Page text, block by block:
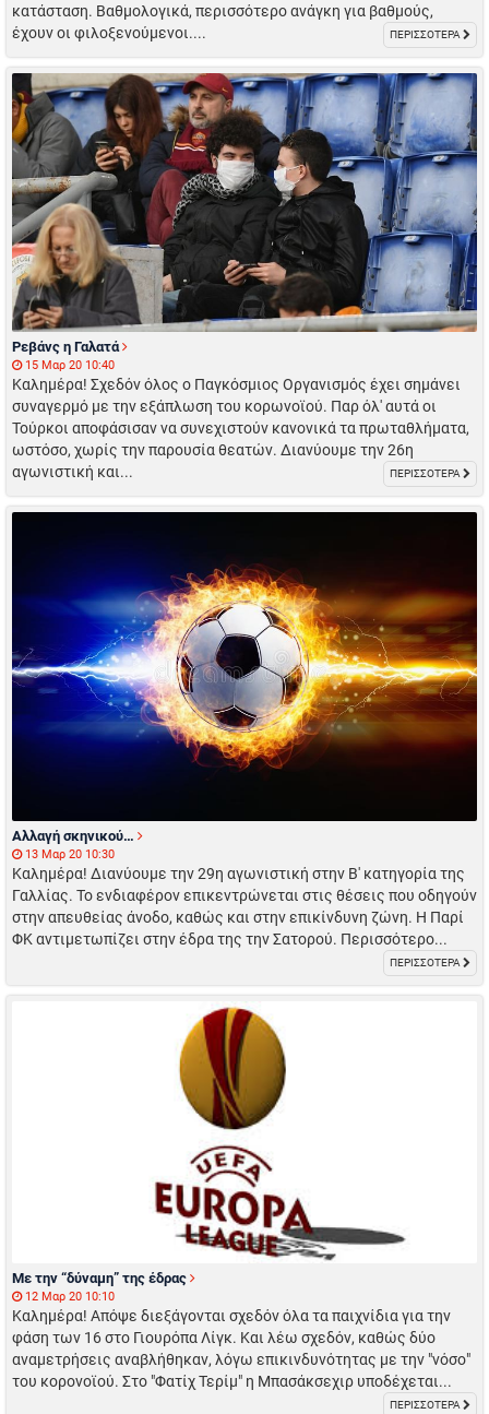
κατάσταση. Βαθμολογικά, περισσότερο ανάγκη για βαθμούς,
έχουν οι φιλοξενούμενοι....
ΠΕΡΙΣΣΟΤΕΡΑ
Ρεβάνς η Γαλατά
15 Μαρ 20 10:40
Καλημέρα! Σχεδόν όλος ο Παγκόσμιος Οργανισμός έχει σημάνει
συναγερμό με την εξάπλωση του κορωνοϊού. Παρ όλ' αυτά οι
Τούρκοι αποφάσισαν να συνεχιστούν κανονικά τα πρωταθλήματα,
ωστόσο, χωρίς την παρουσία θεατών. Διανύουμε την 26η
αγωνιστική και...
ΠΕΡΙΣΣΟΤΕΡΑ
Αλλαγή σκηνικού…
13 Μαρ 20 10:30
Καλημέρα! Διανύουμε την 29η αγωνιστική στην Β' κατηγορία της
Γαλλίας. Το ενδιαφέρον επικεντρώνεται στις θέσεις που οδηγούν
στην απευθείας άνοδο, καθώς και στην επικίνδυνη ζώνη. Η Παρί
ΦΚ αντιμετωπίζει στην έδρα της την Σατορού. Περισσότερο...
ΠΕΡΙΣΣΟΤΕΡΑ
Με την “δύναμη” της έδρας
12 Μαρ 20 10:10
Καλημέρα! Απόψε διεξάγονται σχεδόν όλα τα παιχνίδια για την
φάση των 16 στο Γιουρόπα Λίγκ. Και λέω σχεδόν, καθώς δύο
αναμετρήσεις αναβλήθηκαν, λόγω επικινδυνότητας με την "νόσο"
του κορονοϊού. Στο "Φατίχ Τερίμ" η Μπασάκσεχιρ υποδέχεται...
ΠΕΡΙΣΣΟΤΕΡΑ